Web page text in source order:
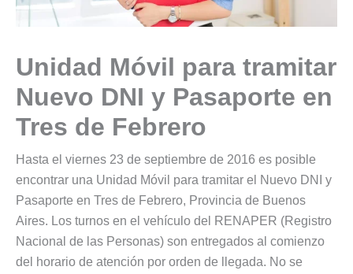
Unidad Móvil para tramitar
Nuevo DNI y Pasaporte en
Tres de Febrero
Hasta el viernes 23 de septiembre de 2016 es posible
encontrar una Unidad Móvil para tramitar el Nuevo DNI y
Pasaporte en Tres de Febrero, Provincia de Buenos
Aires. Los turnos en el vehículo del RENAPER (Registro
Nacional de las Personas) son entregados al comienzo
del horario de atención por orden de llegada. No se